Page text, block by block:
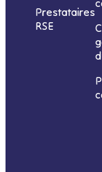
Prestataires
RSE